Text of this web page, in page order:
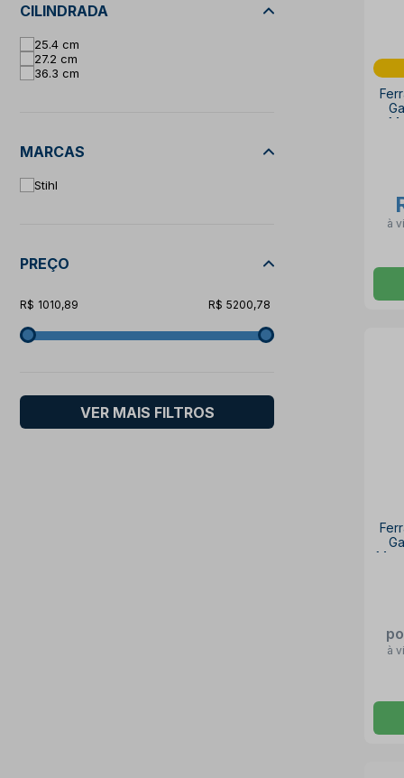
CILINDRADA
25.4 cm
27.2 cm
36.3 cm
MARCAS
Stihl
PREÇO
1010,89 5200,78
VER MAIS FILTROS
à
à